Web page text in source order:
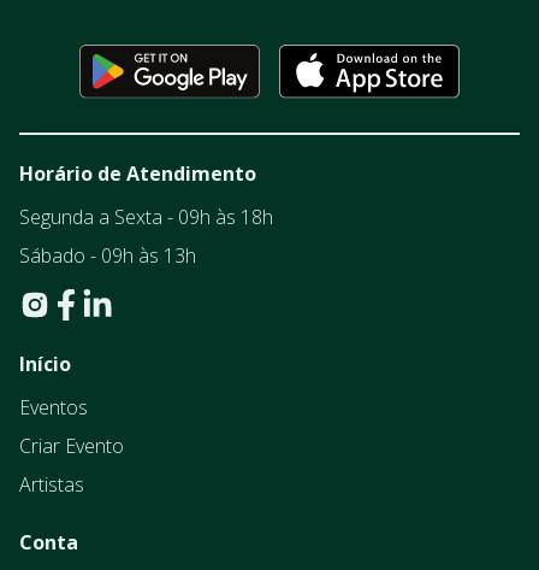
Horário de Atendimento
Segunda a Sexta - 09h às 18h
Sábado - 09h às 13h
Início
Eventos
Criar Evento
Artistas
Conta